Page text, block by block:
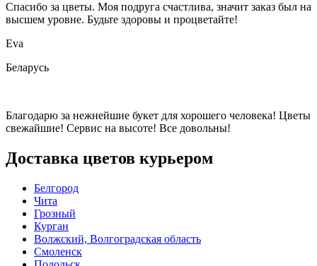
Спасибо за цветы. Моя подруга счастлива, значит заказ был на
высшем уровне. Будьте здоровы и процветайте!
Eva
Беларусь
Благодарю за нежнейшие букет для хорошего человека! Цветы
свежайшие! Сервис на высоте! Все довольны!
Доставка цветов курьером
Белгород
Чита
Грозный
Курган
Волжский, Волгоградская область
Смоленск